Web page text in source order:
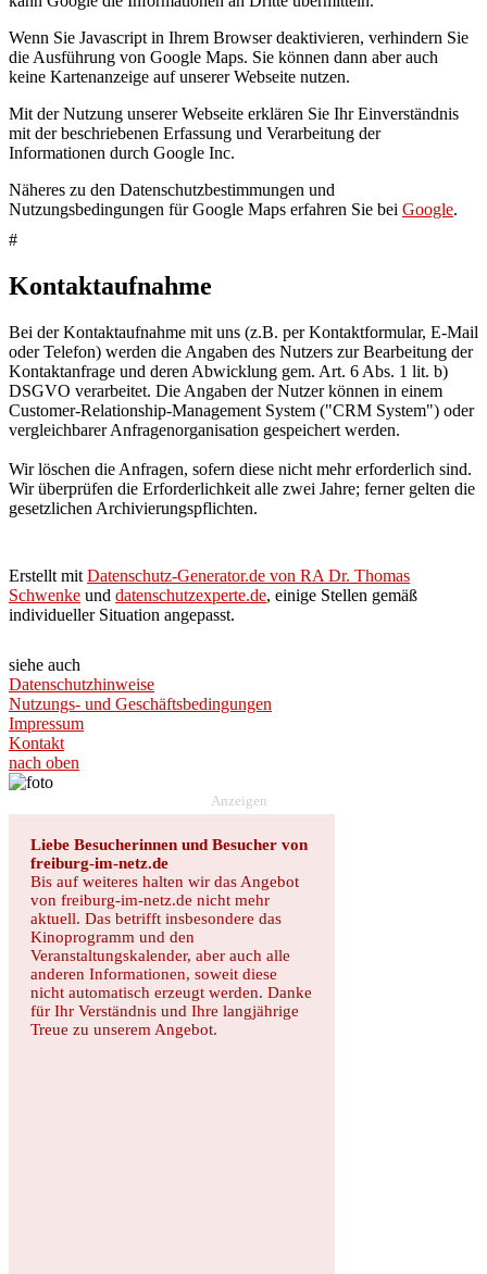
Wenn Sie Javascript in Ihrem Browser deaktivieren, verhindern Sie
die Ausführung von Google Maps. Sie können dann aber auch
keine Kartenanzeige auf unserer Webseite nutzen.
Mit der Nutzung unserer Webseite erklären Sie Ihr Einverständnis
mit der beschriebenen Erfassung und Verarbeitung der
Informationen durch Google Inc.
Näheres zu den Datenschutzbestimmungen und
Nutzungsbedingungen für Google Maps erfahren Sie bei Google.
#
Kontaktaufnahme
Bei der Kontaktaufnahme mit uns (z.B. per Kontaktformular, E-Mail
oder Telefon) werden die Angaben des Nutzers zur Bearbeitung der
Kontaktanfrage und deren Abwicklung gem. Art. 6 Abs. 1 lit. b)
DSGVO verarbeitet. Die Angaben der Nutzer können in einem
Customer-Relationship-Management System ("CRM System") oder
vergleichbarer Anfragenorganisation gespeichert werden.
Wir löschen die Anfragen, sofern diese nicht mehr erforderlich sind.
Wir überprüfen die Erforderlichkeit alle zwei Jahre; ferner gelten die
gesetzlichen Archivierungspflichten.
Erstellt mit Datenschutz-Generator.de von RA Dr. Thomas
Schwenke und datenschutzexperte.de, einige Stellen gemäß
individueller Situation angepasst.
siehe auch
Datenschutzhinweise
Nutzungs- und Geschäftsbedingungen
Impressum
Kontakt
nach oben
Anzeigen
Liebe Besucherinnen und Besucher von
freiburg-im-netz.de
Bis auf weiteres halten wir das Angebot
von freiburg-im-netz.de nicht mehr
aktuell. Das betrifft insbesondere das
Kinoprogramm und den
Veranstaltungskalender, aber auch alle
anderen Informationen, soweit diese
nicht automatisch erzeugt werden. Danke
für Ihr Verständnis und Ihre langjährige
Treue zu unserem Angebot.